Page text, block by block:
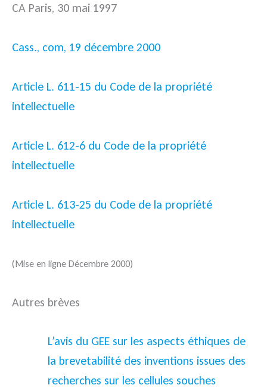
CA Paris, 30 mai 1997
Cass., com, 19 décembre 2000
Article L. 611-15 du Code de la propriété
intellectuelle
Article L. 612-6 du Code de la propriété
intellectuelle
Article L. 613-25 du Code de la propriété
intellectuelle
(Mise en ligne Décembre 2000)
Autres brèves
L’avis du GEE sur les aspects éthiques de
la brevetabilité des inventions issues des
recherches sur les cellules souches